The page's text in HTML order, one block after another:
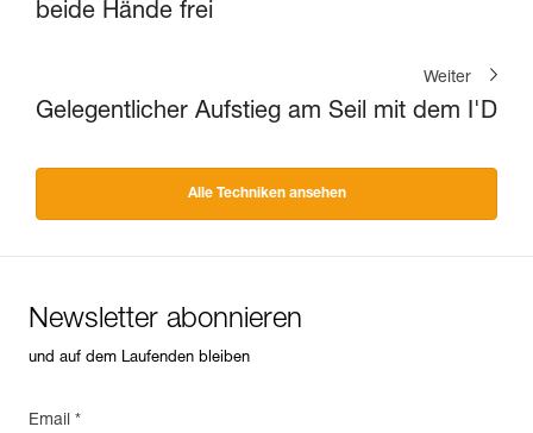
beide Hände frei
Weiter
Gelegentlicher Aufstieg am Seil mit dem I'D
Alle Techniken ansehen
Newsletter abonnieren
und auf dem Laufenden bleiben
Email *